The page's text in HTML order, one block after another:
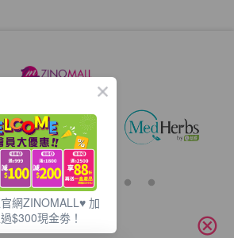
訊？
cancel
網ZINOMALL♥️ 加
$300現金劵！